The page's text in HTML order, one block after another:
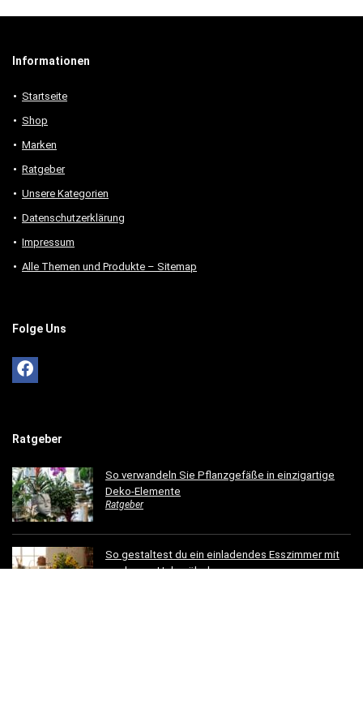
Informationen
Startseite
Shop
Marken
Ratgeber
Unsere Kategorien
Datenschutzerklärung
Impressum
Alle Themen und Produkte – Sitemap
Folge Uns
Ratgeber
So verwandeln Sie Pflanzgefäße in einzigartige
Deko-Elemente
Ratgeber
So gestaltest du ein einladendes Esszimmer mit
modernen Holzmöbeln